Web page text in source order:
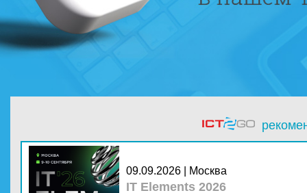
09.09.2026 | Москва
IT Elements 2026